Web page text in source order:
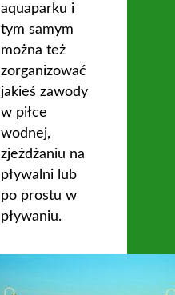
aquaparku i
tym samym
można też
zorganizować
jakieś zawody
w piłce
wodnej,
zjeżdżaniu na
pływalni lub
po prostu w
pływaniu.